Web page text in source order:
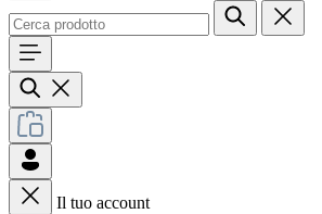
Il tuo account